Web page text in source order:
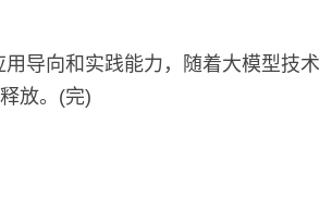
导向和实践能力，随着大模型技术
放。(完)